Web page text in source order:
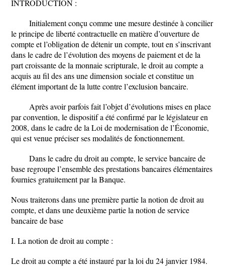
INTRODUCTION :
Initialement conçu comme une mesure destinée à concilier
le principe de liberté contractuelle en matière d’ouverture de
compte et l’obligation de détenir un compte, tout en s’inscrivant
dans le cadre de l’évolution des moyens de paiement et de la
part croissante de la monnaie scripturale, le droit au compte a
acquis au fil des ans une dimension sociale et constitue un
élément important de la lutte contre l’exclusion bancaire.
Après avoir parfois fait l’objet d’évolutions mises en place
par convention, le dispositif a été confirmé par le législateur en
2008, dans le cadre de la Loi de modernisation de l’Économie,
qui est venue préciser ses modalités de fonctionnement.
Dans le cadre du droit au compte, le service bancaire de
base regroupe l’ensemble des prestations bancaires élémentaires
fournies gratuitement par la Banque.
Nous traiterons dans une première partie la notion de droit au
compte, et dans une deuxième partie la notion de service
bancaire de base
I. La notion de droit au compte :
Le droit au compte a été instauré par la loi du 24 janvier 1984.